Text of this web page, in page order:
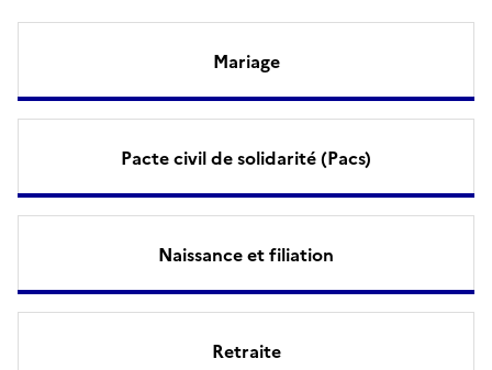
Mariage
Pacte civil de solidarité (Pacs)
Naissance et filiation
Retraite